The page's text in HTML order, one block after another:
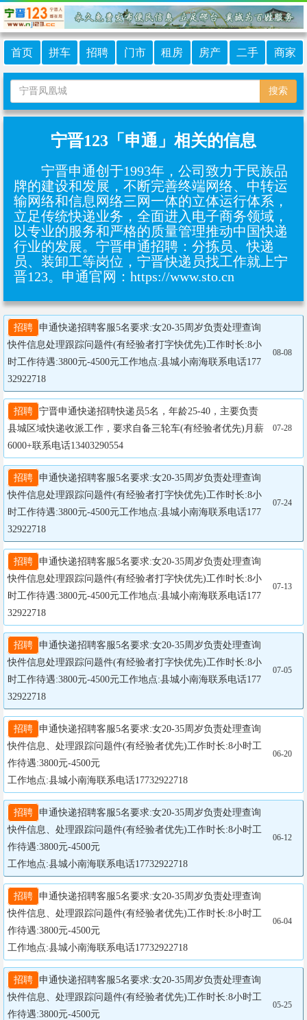
首页 拼车 招聘 门市 租房 房产 二手 商家
搜索
宁晋123「申通」相关的信息
宁晋申通创于1993年，公司致力于民族品
牌的建设和发展，不断完善终端网络、中转运
输网络和信息网络三网一体的立体运行体系，
立足传统快递业务，全面进入电子商务领域，
以专业的服务和严格的质量管理推动中国快递
行业的发展。宁晋申通招聘：分拣员、‌快递
员、‌装卸工等岗位，宁晋快递员找工作就上宁
晋123。申通官网：https://www.sto.cn
招聘 申通快递招聘客服5名要求:女20-35周岁负责处理查询
快件信息处理跟踪问题件(有经验者打字快优先)工作时长:8小
时工作待遇:3800元-4500元工作地点:县城小南海联系电话177
32922718
08-08
招聘 宁晋申通快递招聘快递员5名，年龄25-40，主要负责
县城区域快递收派工作，要求自备三轮车(有经验者优先)月薪
6000+联系电话13403290554
07-28
招聘 申通快递招聘客服5名要求:女20-35周岁负责处理查询
快件信息处理跟踪问题件(有经验者打字快优先)工作时长:8小
时工作待遇:3800元-4500元工作地点:县城小南海联系电话177
32922718
07-24
招聘 申通快递招聘客服5名要求:女20-35周岁负责处理查询
快件信息处理跟踪问题件(有经验者打字快优先)工作时长:8小
时工作待遇:3800元-4500元工作地点:县城小南海联系电话177
32922718
07-13
招聘 申通快递招聘客服5名要求:女20-35周岁负责处理查询
快件信息处理跟踪问题件(有经验者打字快优先)工作时长:8小
时工作待遇:3800元-4500元工作地点:县城小南海联系电话177
32922718
07-05
招聘 申通快递招聘客服5名要求:女20-35周岁负责处理查询
快件信息、处理跟踪问题件(有经验者优先)工作时长:8小时工
作待遇:3800元-4500元
工作地点:县城小南海联系电话17732922718
06-20
招聘 申通快递招聘客服5名要求:女20-35周岁负责处理查询
快件信息、处理跟踪问题件(有经验者优先)工作时长:8小时工
作待遇:3800元-4500元
工作地点:县城小南海联系电话17732922718
06-12
招聘 申通快递招聘客服5名要求:女20-35周岁负责处理查询
快件信息、处理跟踪问题件(有经验者优先)工作时长:8小时工
作待遇:3800元-4500元
工作地点:县城小南海联系电话17732922718
06-04
招聘 申通快递招聘客服5名要求:女20-35周岁负责处理查询
快件信息、处理跟踪问题件(有经验者优先)工作时长:8小时工
作待遇:3800元-4500元
05-25